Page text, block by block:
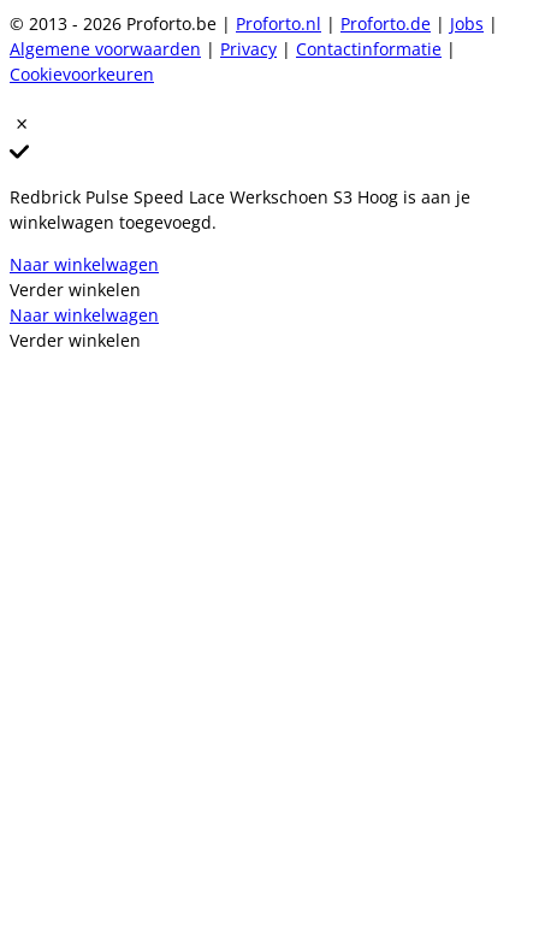
© 2013 - 2026 Proforto.be | Proforto.nl | Proforto.de | Jobs |
Algemene voorwaarden | Privacy | Contactinformatie |
Cookievoorkeuren
Redbrick Pulse Speed Lace Werkschoen S3 Hoog is aan je
winkelwagen toegevoegd.
Naar winkelwagen
Verder winkelen
Naar winkelwagen
Verder winkelen